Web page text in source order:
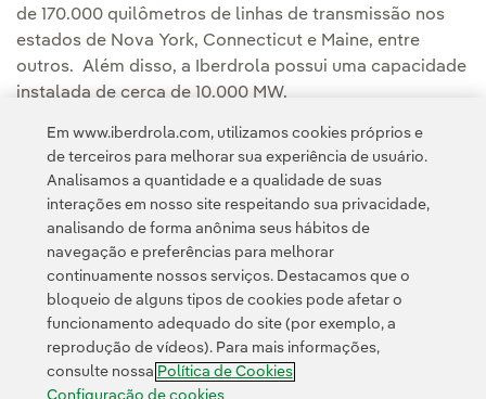
de 170.000 quilômetros de linhas de transmissão nos
estados de Nova York, Connecticut e Maine, entre
outros. Além disso, a Iberdrola possui uma capacidade
instalada de cerca de 10.000 MW.
Política de Privacidade Informação legal
Transparência no uso da IA Política de cookies Configuração de cookies
Acessibilidade Canal de denúncias
Em www.iberdrola.com, utilizamos cookies próprios e
de terceiros para melhorar sua experiência de usuário.
Analisamos a quantidade e a qualidade de suas
interações em nosso site respeitando sua privacidade,
analisando de forma anônima seus hábitos de
navegação e preferências para melhorar
continuamente nossos serviços. Destacamos que o
bloqueio de alguns tipos de cookies pode afetar o
funcionamento adequado do site (por exemplo, a
reprodução de vídeos). Para mais informações,
consulte nossa Política de Cookies
Configuração de cookies